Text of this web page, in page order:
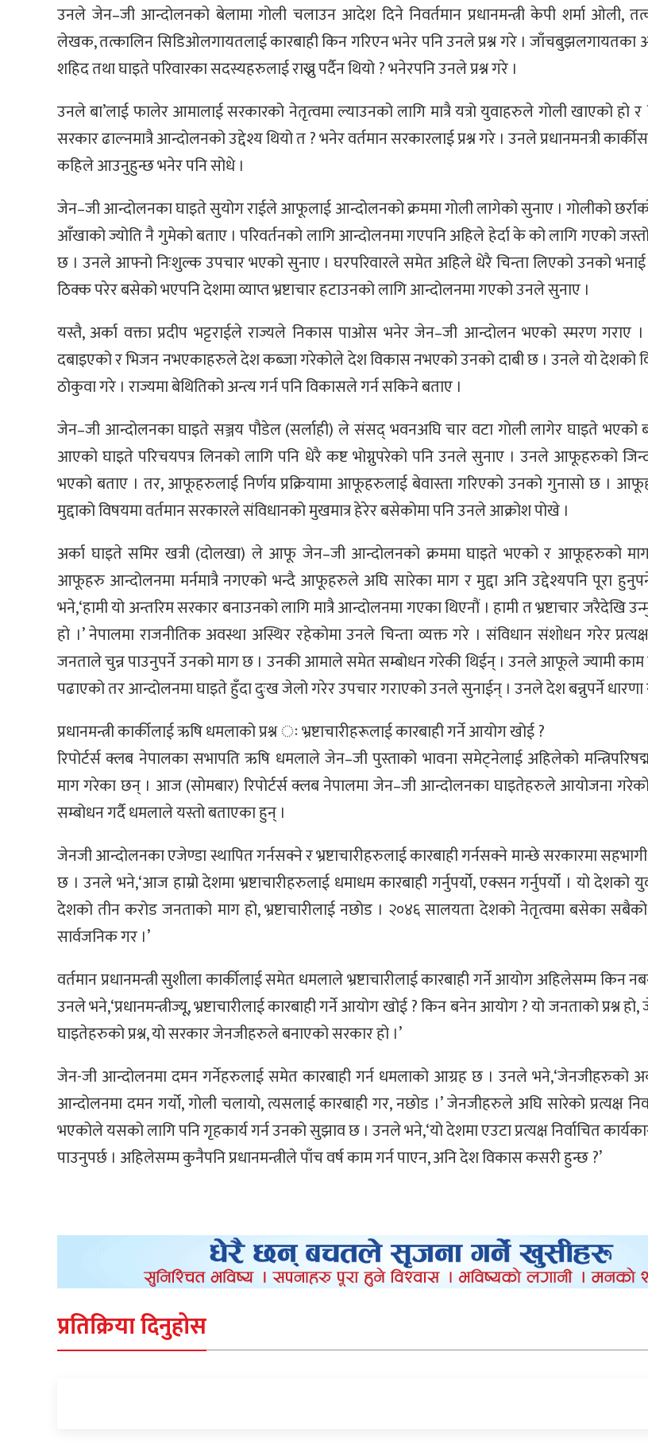
उनले जेन–जी आन्दोलनको बेलामा गोली चलाउन आदेश दिने निवर्तमान प्रधानमन्त्री केपी शर्मा ओली,
लेखक, तत्कालिन सिडिओलगायतलाई कारबाही किन गरिएन भनेर पनि उनले प्रश्न गरे । जाँचबुझलगायतका
शहिद तथा घाइते परिवारका सदस्यहरुलाई राख्नु पर्दैन थियो ? भनेरपनि उनले प्रश्न गरे ।
उनले बा’लाई फालेर आमालाई सरकारको नेतृत्वमा ल्याउनको लागि मात्रै यत्रो युवाहरुले गोली खाएको हो र
सरकार ढाल्नमात्रै आन्दोलनको उद्देश्य थियो त ? भनेर वर्तमान सरकारलाई प्रश्न गरे । उनले प्रधानमनत्री
कहिले आउनुहुन्छ भनेर पनि सोधे ।
जेन–जी आन्दोलनका घाइते सुयोग राईले आफूलाई आन्दोलनको क्रममा गोली लागेको सुनाए । गोलीको
आँखाको ज्योति नै गुमेको बताए । परिवर्तनको लागि आन्दोलनमा गएपनि अहिले हेर्दा के को लागि गएको
छ । उनले आफ्नो निःशुल्क उपचार भएको सुनाए । घरपरिवारले समेत अहिले धेरै चिन्ता लिएको उनको
ठिक्क परेर बसेको भएपनि देशमा व्याप्त भ्रष्टाचार हटाउनको लागि आन्दोलनमा गएको उनले सुनाए ।
यस्तै, अर्का वक्ता प्रदीप भट्टराईले राज्यले निकास पाओस भनेर जेन–जी आन्दोलन भएको स्मरण गराए
दबाइएको र भिजन नभएकाहरुले देश कब्जा गरेकोले देश विकास नभएको उनको दाबी छ । उनले यो देशको
ठोकुवा गरे । राज्यमा बेथितिको अन्त्य गर्न पनि विकासले गर्न सकिने बताए ।
जेन–जी आन्दोलनका घाइते सञ्जय पौडेल (सर्लाही) ले संसद् भवनअघि चार वटा गोली लागेर घाइते भएको
आएको घाइते परिचयपत्र लिनको लागि पनि धेरै कष्ट भोग्नुपरेको पनि उनले सुनाए । उनले आफूहरुको
भएको बताए । तर, आफूहरुलाई निर्णय प्रक्रियामा आफूहरुलाई बेवास्ता गरिएको उनको गुनासो छ ।
मुद्दाको विषयमा वर्तमान सरकारले संविधानको मुखमात्र हेरेर बसेकोमा पनि उनले आक्रोश पोखे ।
अर्का घाइते समिर खत्री (दोलखा) ले आफू जेन–जी आन्दोलनको क्रममा घाइते भएको र आफूहरुको माग
आफूहरु आन्दोलनमा मर्नमात्रै नगएको भन्दै आफूहरुले अघि सारेका माग र मुद्दा अनि उद्देश्यपनि पूरा
भने,‘हामी यो अन्तरिम सरकार बनाउनको लागि मात्रै आन्दोलनमा गएका थिएनौं । हामी त भ्रष्टाचार जरैदेखि
हो ।’ नेपालमा राजनीतिक अवस्था अस्थिर रहेकोमा उनले चिन्ता व्यक्त गरे । संविधान संशोधन गरेर प्रत्यक्ष
जनताले चुन्न पाउनुपर्ने उनको माग छ । उनकी आमाले समेत सम्बोधन गरेकी थिईन् । उनले आफूले ज्यामी काम
पढाएको तर आन्दोलनमा घाइते हुँदा दुःख जेलो गरेर उपचार गराएको उनले सुनाईन् । उनले देश बन्नुपर्ने धारणा
प्रधानमन्त्री कार्कीलाई ऋषि धमलाको प्रश्न ः भ्रष्टाचारीहरूलाई कारबाही गर्ने आयोग खोई ?
रिपोर्टर्स क्लब नेपालका सभापति ऋषि धमलाले जेन–जी पुस्ताको भावना समेट्नेलाई अहिलेको
माग गरेका छन् । आज (सोमबार) रिपोर्टर्स क्लब नेपालमा जेन–जी आन्दोलनका घाइतेहरुले आयोजना
सम्बोधन गर्दै धमलाले यस्तो बताएका हुन् ।
जेनजी आन्दोलनका एजेण्डा स्थापित गर्नसक्ने र भ्रष्टाचारीहरुलाई कारबाही गर्नसक्ने मान्छे सरकारमा
छ । उनले भने,‘आज हाम्रो देशमा भ्रष्टाचारीहरुलाई धमाधम कारबाही गर्नुपर्यो, एक्सन गर्नुपर्यो । यो देशको
देशको तीन करोड जनताको माग हो, भ्रष्टाचारीलाई नछोड । २०४६ सालयता देशको नेतृत्वमा बसेका
सार्वजनिक गर ।’
वर्तमान प्रधानमन्त्री सुशीला कार्कीलाई समेत धमलाले भ्रष्टाचारीलाई कारबाही गर्ने आयोग अहिलेसम्म किन
उनले भने,‘प्रधानमन्त्रीज्यू, भ्रष्टाचारीलाई कारबाही गर्ने आयोग खोई ? किन बनेन आयोग ? यो जनताको प्रश्न हो,
घाइतेहरुको प्रश्न, यो सरकार जेनजीहरुले बनाएको सरकार हो ।’
जेन-जी आन्दोलनमा दमन गर्नेहरुलाई समेत कारबाही गर्न धमलाको आग्रह छ । उनले भने,‘जेनजीहरुको
आन्दोलनमा दमन गर्यो, गोली चलायो, त्यसलाई कारबाही गर, नछोड ।’ जेनजीहरुले अघि सारेको प्रत्यक्ष
भएकोले यसको लागि पनि गृहकार्य गर्न उनको सुझाव छ । उनले भने,‘यो देशमा एउटा प्रत्यक्ष निर्वाचित
पाउनुपर्छ । अहिलेसम्म कुनैपनि प्रधानमन्त्रीले पाँच वर्ष काम गर्न पाएन, अनि देश विकास कसरी हुन्छ ?’
प्रतिक्रिया दिनुहोस